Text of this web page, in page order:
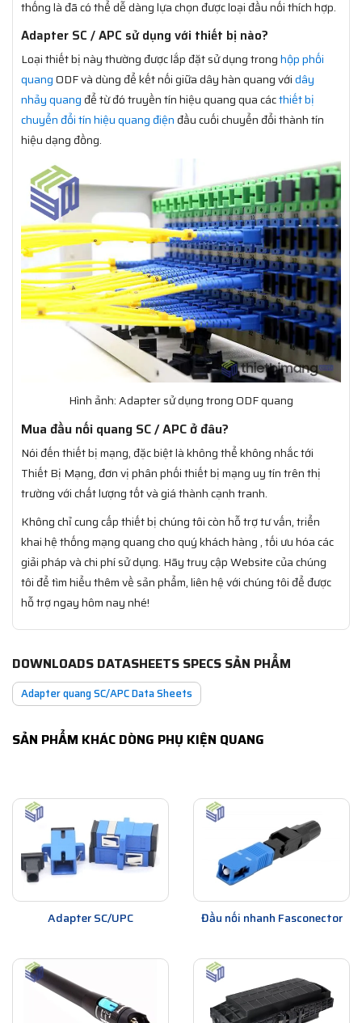
thống là đã có thể dễ dàng lựa chọn được loại đầu nối thích hợp.
Adapter SC / APC sử dụng với thiết bị nào?
Loại thiết bị này thường được lắp đặt sử dụng tronghộp phối
quangODF và dùng để kết nối giữa dây hàn quang vớidây
nhảy quang để từ đó truyền tín hiệu quang qua cácthiết bị
chuyển đổi tín hiệu quang điện đầu cuối chuyển đổi thành tín
hiệu dạng đồng.
Hình ảnh: Adapter sử dụng trong ODF quang
Mua đầu nối quang SC / APC ở đâu?
Nói đến thiết bị mạng, đặc biệt là không thể không nhắc tới
Thiết Bị Mạng, đơn vị phân phối thiết bị mạng uy tín trên thị
trường với chất lượng tốt và giá thành cạnh tranh.
Không chỉ cung cấp thiết bị chúng tôi còn hỗ trợ tư vấn, triển
khai hệ thống mạng quang cho quý khách hàng , tối ưu hóa các
giải pháp và chi phí sử dụng. Hãy truy cập Website của chúng
tôi để tìm hiểu thêm về sản phẩm, liên hệ với chúng tôi để được
hỗ trợ ngay hôm nay nhé!
DOWNLOADS DATASHEETS SPECS SẢN PHẨM
Adapter quang SC/APC Data Sheets
SẢN PHẨM KHÁC DÒNG PHỤ KIỆN QUANG
Adapter SC/UPC Đầu nối nhanh Fasconector